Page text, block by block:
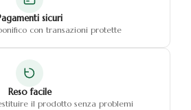
sicuri
con transazioni protette
Reso facile
il prodotto senza problemi